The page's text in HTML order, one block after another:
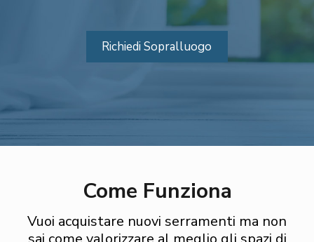
Richiedi Sopralluogo
Come Funziona
Vuoi acquistare nuovi serramenti ma non